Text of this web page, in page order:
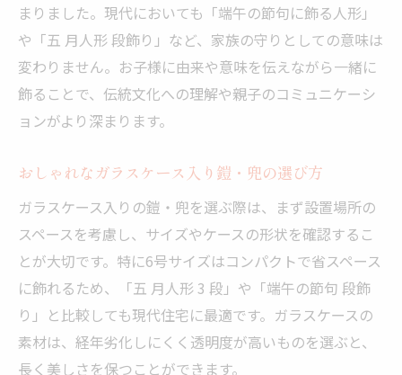
まりました。現代においても「端午の節句に飾る人形」
や「五 月人形 段飾り」など、家族の守りとしての意味は
変わりません。お子様に由来や意味を伝えながら一緒に
飾ることで、伝統文化への理解や親子のコミュニケーシ
ョンがより深まります。
おしゃれなガラスケース入り鎧・兜の選び方
ガラスケース入りの鎧・兜を選ぶ際は、まず設置場所の
スペースを考慮し、サイズやケースの形状を確認するこ
とが大切です。特に6号サイズはコンパクトで省スペース
に飾れるため、「五 月人形 3 段」や「端午の節句 段飾
り」と比較しても現代住宅に最適です。ガラスケースの
素材は、経年劣化しにくく透明度が高いものを選ぶと、
長く美しさを保つことができます。